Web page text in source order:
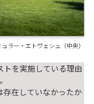
ラー・エトヴェシュ（中央）
トを実施している理由
存在していなかったか